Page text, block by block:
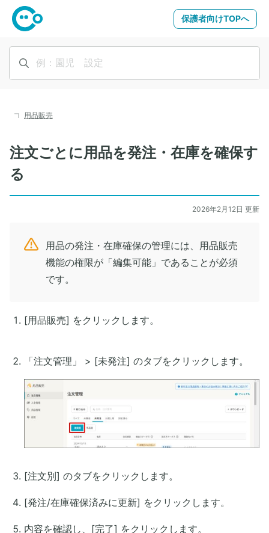
保護者向けTOPへ
用品販売
注文ごとに用品を発注・在庫を確保す
る
2026年2月12日 更新
用品の発注・在庫確保の管理には、用品販売
機能の権限が「編集可能」であることが必須
です。
[用品販売] をクリックします。
「注文管理」 > [未発注] のタブをクリックします。
[注文別] のタブをクリックします。
[発注/在庫確保済みに更新] をクリックします。
内容を確認し、[完了] をクリックします。